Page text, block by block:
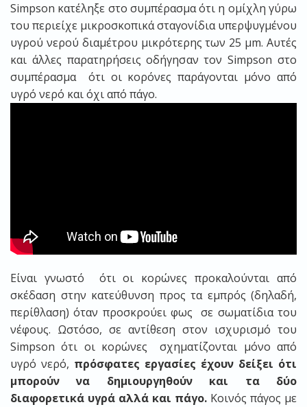
Simpson κατέληξε στο συμπέρασμα ότι η ομίχλη γύρω
του περιείχε μικροσκοπικά σταγονίδια υπερψυγμένου
υγρού νερού διαμέτρου μικρότερης των 25 μm. Αυτές
και άλλες παρατηρήσεις οδήγησαν τον Simpson στο
συμπέρασμα ότι οι κορόνες παράγονται μόνο από
υγρό νερό και όχι από πάγο.
Είναι γνωστό ότι οι κορώνες προκαλούνται από
σκέδαση στην κατεύθυνση προς τα εμπρός (δηλαδή,
περίθλαση) όταν προσκρούει φως σε σωματίδια του
νέφους. Ωστόσο, σε αντίθεση στον ισχυρισμό του
Simpson ότι οι κορώνες σχηματίζονται μόνο από
υγρό νερό, πρόσφατες εργασίες έχουν δείξει ότι
μπορούν να δημιουργηθούν και τα δύο
διαφορετικά υγρά αλλά και πάγο. Κοινός πάγος με